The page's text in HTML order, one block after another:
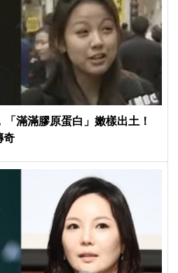
滿滿膠原蛋白」嫩樣出土！
奇